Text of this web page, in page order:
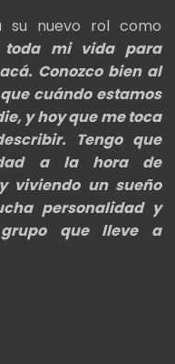
su nuevo rol como
toda mi vida para
Conozco bien al
cuándo estamos
y hoy que me toca
Tengo que
a la hora de
viviendo un sueño
personalidad y
que lleve a